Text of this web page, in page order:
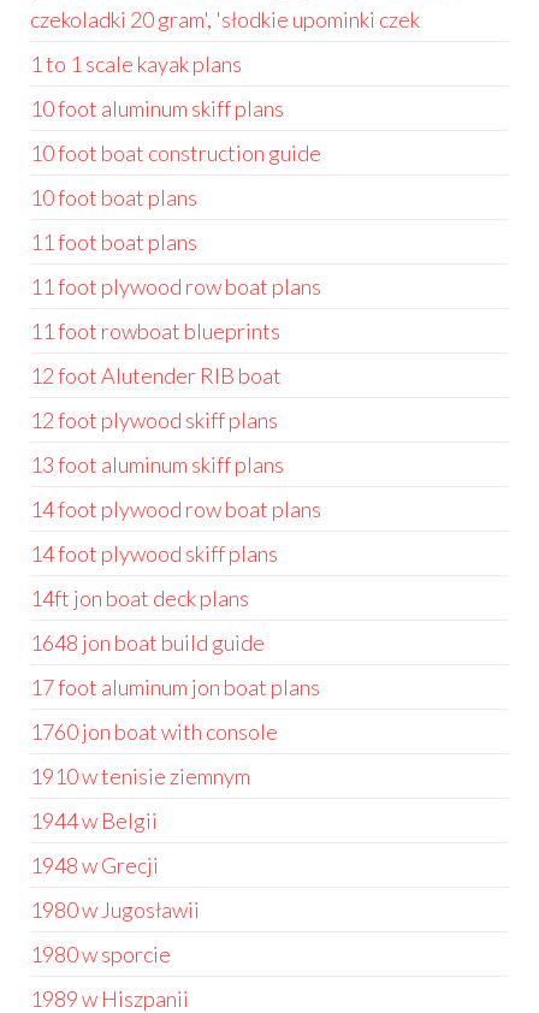
czekoladki 20 gram', 'słodkie upominki czek
1 to 1 scale kayak plans
10 foot aluminum skiff plans
10 foot boat construction guide
10 foot boat plans
11 foot boat plans
11 foot plywood row boat plans
11 foot rowboat blueprints
12 foot Alutender RIB boat
12 foot plywood skiff plans
13 foot aluminum skiff plans
14 foot plywood row boat plans
14 foot plywood skiff plans
14ft jon boat deck plans
1648 jon boat build guide
17 foot aluminum jon boat plans
1760 jon boat with console
1910 w tenisie ziemnym
1944 w Belgii
1948 w Grecji
1980 w Jugosławii
1980 w sporcie
1989 w Hiszpanii